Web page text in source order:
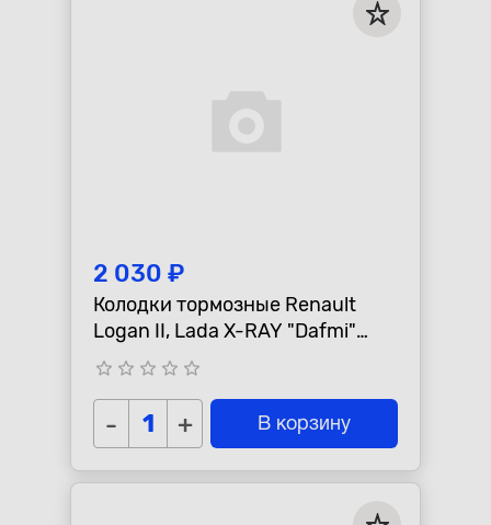
2 030 ₽
Колодки тормозные Renault
Logan II, Lada X-RAY "Dafmi"
передние, 155мм
star_border star_border star_border star_border star_border
- + В корзину